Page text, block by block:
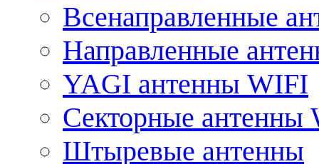
Всенаправленные
Направленные
YAGI антенны WIFI
Секторные антенны
Штыревые антенны